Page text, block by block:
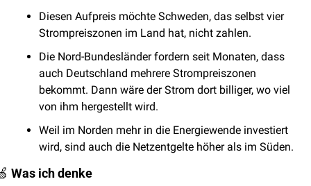
Diesen Aufpreis möchte Schweden, das selbst vier
Strompreiszonen im Land hat, nicht zahlen.
Die Nord-Bundesländer fordern seit Monaten, dass
auch Deutschland mehrere Strompreiszonen
bekommt. Dann wäre der Strom dort billiger, wo viel
von ihm hergestellt wird.
Weil im Norden mehr in die Energiewende investiert
wird, sind auch die Netzentgelte höher als im Süden.
Was ich denke